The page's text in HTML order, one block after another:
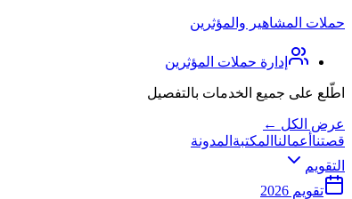
حملات المشاهير والمؤثرين
إدارة حملات المؤثرين
اطّلع على جميع الخدمات بالتفصيل
عرض الكل ←
قصتنا أعمالنا المكتبة المدونة
التقويم
تقويم 2026